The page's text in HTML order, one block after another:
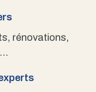
rénovations,